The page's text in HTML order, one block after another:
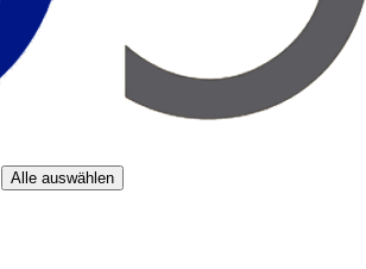
Alle auswählen